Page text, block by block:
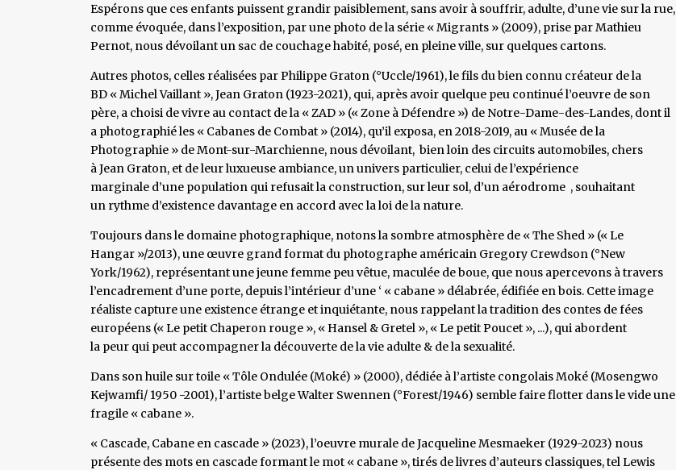
Espérons que ces enfants puissent grandir paisiblement, sans avoir à souffrir, adulte, d’une vie sur la rue,
comme évoquée, dans l’exposition, par une photo de la série « Migrants » (2009), prise par Mathieu
Pernot, nous dévoilant un sac de couchage habité, posé, en pleine ville, sur quelques cartons.
Autres photos, celles réalisées par Philippe Graton (°Uccle/1961), le fils du bien connu créateur de la
BD « Michel Vaillant », Jean Graton (1923-2021), qui, après avoir quelque peu continué l’oeuvre de son
père, a choisi de vivre au contact de la « ZAD » (« Zone à Défendre ») de Notre-Dame-des-Landes, dont il
a photographié les « Cabanes de Combat » (2014), qu’il exposa, en 2018-2019, au « Musée de la
Photographie » de Mont-sur-Marchienne, nous dévoilant, bien loin des circuits automobiles, chers
à Jean Graton, et de leur luxueuse ambiance, un univers particulier, celui de l’expérience
marginale d’une population qui refusait la construction, sur leur sol, d’un aérodrome , souhaitant
un rythme d’existence davantage en accord avec la loi de la nature.
Toujours dans le domaine photographique, notons la sombre atmosphère de « The Shed » (« Le
Hangar »/2013), une œuvre grand format du photographe américain Gregory Crewdson (°New
York/1962), représentant une jeune femme peu vêtue, maculée de boue, que nous apercevons à travers
l’encadrement d’une porte, depuis l’intérieur d’une ‘ « cabane » délabrée, édifiée en bois. Cette image
réaliste capture une existence étrange et inquiétante, nous rappelant la tradition des contes de fées
européens (« Le petit Chaperon rouge », « Hansel & Gretel », « Le petit Poucet », ...), qui abordent
la peur qui peut accompagner la découverte de la vie adulte & de la sexualité.
Dans son huile sur toile « Tôle Ondulée (Moké) » (2000), dédiée à l’artiste congolais Moké (Mosengwo
Kejwamfi/ 1950 -2001), l’artiste belge Walter Swennen (°Forest/1946) semble faire flotter dans le vide une
fragile « cabane ».
« Cascade, Cabane en cascade » (2023), l’oeuvre murale de Jacqueline Mesmaeker (1929-2023) nous
présente des mots en cascade formant le mot « cabane », tirés de livres d’auteurs classiques, tel Lewis